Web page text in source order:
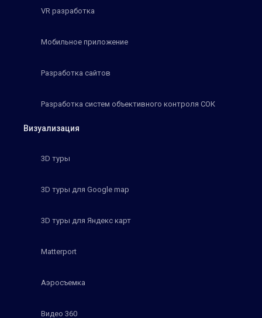
VR разработка
Мобильное приложение
Разработка сайтов
Разработка систем объективного контроля СОК
Визуализация
3D туры
3D туры для Google map
3D туры для Яндекс карт
Matterport
Аэросъемка
Видео 360